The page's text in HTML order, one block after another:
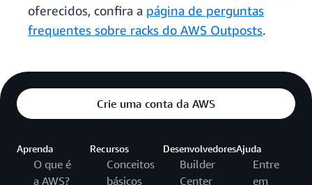
oferecidos, confira a página de perguntas
frequentes sobre racks do AWS Outposts.
Crie uma conta da AWS
Aprenda
O que é
a AWS?
Recursos
Conceitos
básicos
Desenvolvedores
Builder
Center
Ajuda
Entre
em